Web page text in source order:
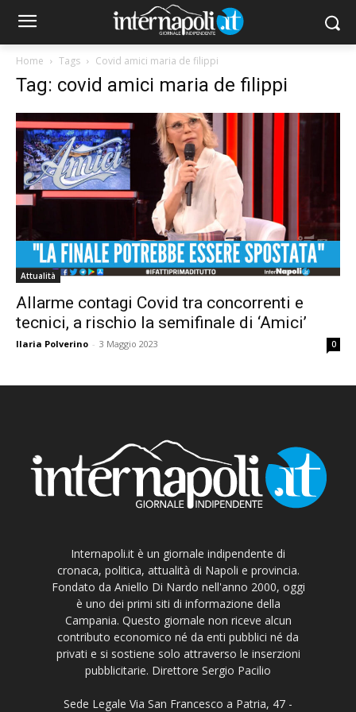
Home Tags Covid amici maria de filippi
Tag: covid amici maria de filippi
Attualità
Allarme contagi Covid tra concorrenti e
tecnici, a rischio la semifinale di ‘Amici’
Ilaria Polverino - 3 Maggio 2023 0
Internapoli.it è un giornale indipendente di
cronaca, politica, attualità di Napoli e provincia.
Fondato da Aniello Di Nardo nell'anno 2000, oggi
è uno dei primi siti di informazione della
Campania. Questo giornale non riceve alcun
contributo economico né da enti pubblici né da
privati e si sostiene solo attraverso le inserzioni
pubblicitarie. Direttore Sergio Pacilio
Sede Legale Via San Francesco a Patria, 47 -